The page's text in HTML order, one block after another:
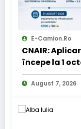
E-Camion.ro
CNAIR:
începe la 1
August 7, 2026